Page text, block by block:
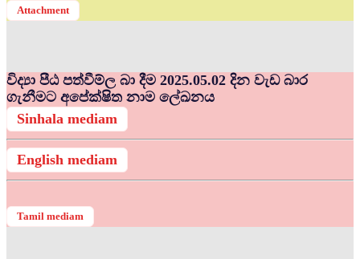
Attachment
විද්‍යා පීඨ පත්වීම්ල බා දීම 2025.05.02 දින වැඩ බාර
ගැනීමට අපේක්ෂිත නාම ලේඛනය
Sinhala mediam
English mediam
Tamil mediam